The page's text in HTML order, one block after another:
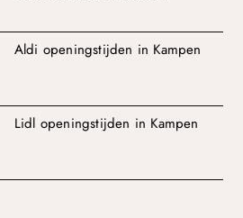
Aldi openingstijden in Kampen
Lidl openingstijden in Kampen